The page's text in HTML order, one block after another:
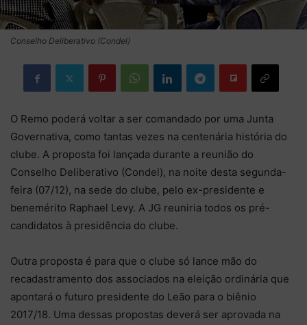
Conselho Deliberativo (Condel)
O Remo poderá voltar a ser comandado por uma Junta
Governativa, como tantas vezes na centenária história do
clube. A proposta foi lançada durante a reunião do
Conselho Deliberativo (Condel), na noite desta segunda-
feira (07/12), na sede do clube, pelo ex-presidente e
benemérito Raphael Levy. A JG reuniria todos os pré-
candidatos à presidência do clube.
Outra proposta é para que o clube só lance mão do
recadastramento dos associados na eleição ordinária que
apontará o futuro presidente do Leão para o biênio
2017/18. Uma dessas propostas deverá ser aprovada na